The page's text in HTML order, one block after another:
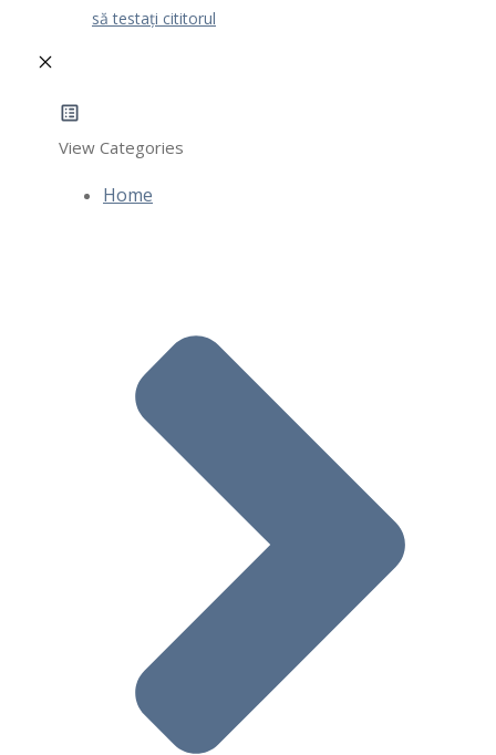
să testați cititorul
View Categories
Home